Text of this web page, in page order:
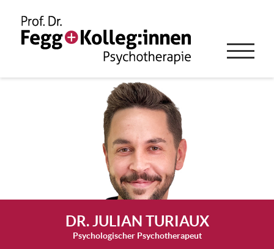
DR. JULIAN TURIAUX
Psychologischer Psychotherapeut